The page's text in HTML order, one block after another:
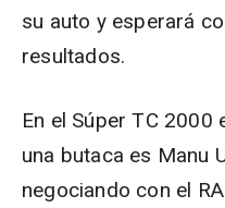
su auto y esperará
resultados.
En el Súper TC 2000
una butaca es Manu
negociando con el